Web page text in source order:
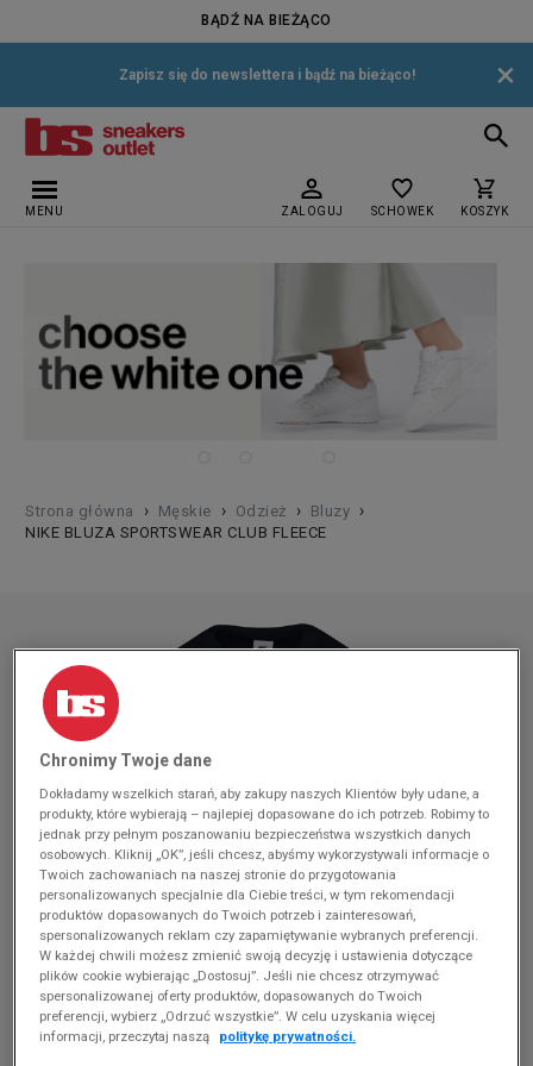
BĄDŹ NA BIEŻĄCO
Zapisz się do newslettera i bądź na bieżąco! ×
MENU ZALOGUJ SCHOWEK KOSZYK
Strona główna › Męskie › Odzież › Bluzy ›
NIKE BLUZA SPORTSWEAR CLUB FLEECE
Chronimy Twoje dane
Dokładamy wszelkich starań, aby zakupy naszych Klientów były udane, a
produkty, które wybierają – najlepiej dopasowane do ich potrzeb. Robimy to
jednak przy pełnym poszanowaniu bezpieczeństwa wszystkich danych
osobowych. Kliknij „OK”, jeśli chcesz, abyśmy wykorzystywali informacje o
Twoich zachowaniach na naszej stronie do przygotowania
personalizowanych specjalnie dla Ciebie treści, w tym rekomendacji
produktów dopasowanych do Twoich potrzeb i zainteresowań,
spersonalizowanych reklam czy zapamiętywanie wybranych preferencji.
W każdej chwili możesz zmienić swoją decyzję i ustawienia dotyczące
plików cookie wybierając „Dostosuj”. Jeśli nie chcesz otrzymywać
spersonalizowanej oferty produktów, dopasowanych do Twoich
preferencji, wybierz „Odrzuć wszystkie”. W celu uzyskania więcej
informacji, przeczytaj naszą
politykę prywatności.